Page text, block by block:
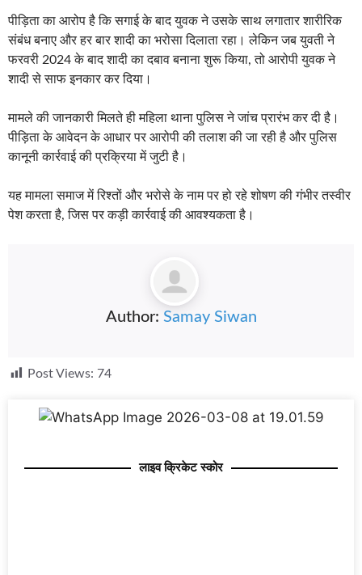
पीड़िता का आरोप है कि सगाई के बाद युवक ने उसके साथ लगातार शारीरिक
संबंध बनाए और हर बार शादी का भरोसा दिलाता रहा। लेकिन जब युवती ने
फरवरी 2024 के बाद शादी का दबाव बनाना शुरू किया, तो आरोपी युवक ने
शादी से साफ इनकार कर दिया।
मामले की जानकारी मिलते ही महिला थाना पुलिस ने जांच प्रारंभ कर दी है।
पीड़िता के आवेदन के आधार पर आरोपी की तलाश की जा रही है और पुलिस
कानूनी कार्रवाई की प्रक्रिया में जुटी है।
यह मामला समाज में रिश्तों और भरोसे के नाम पर हो रहे शोषण की गंभीर तस्वीर
पेश करता है, जिस पर कड़ी कार्रवाई की आवश्यकता है।
Author: Samay Siwan
Post Views: 74
लाइव क्रिकेट स्कोर